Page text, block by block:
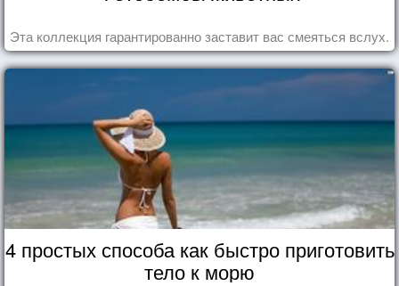
Эта коллекция гарантированно заставит вас смеяться вслух.
4 простых способа как быстро приготовить
тело к морю